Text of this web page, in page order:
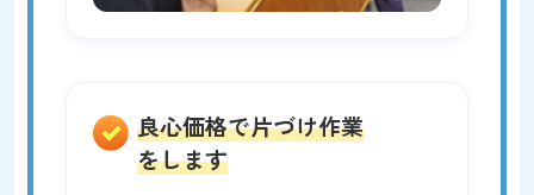
良心価格で片づけ作業
をします